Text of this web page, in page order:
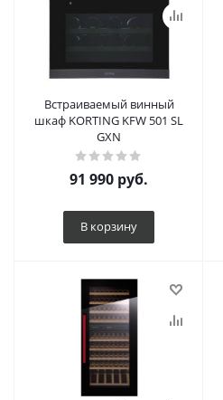
Встраиваемый винный
шкаф KORTING KFW 501 SL
GXN
91 990 руб.
В корзину